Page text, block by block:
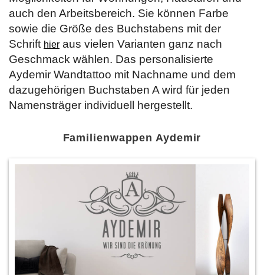
auch den Arbeitsbereich. Sie können Farbe
sowie die Größe des Buchstabens mit der
Schrift hier aus vielen Varianten ganz nach
Geschmack wählen. Das personalisierte
Aydemir Wandtattoo mit Nachname und dem
dazugehörigen Buchstaben A wird für jeden
Namensträger individuell hergestellt.
Familienwappen Aydemir